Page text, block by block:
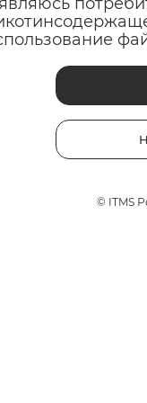
© ITMS
4% попыток
же время научно
к изменению